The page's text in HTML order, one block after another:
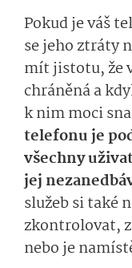
Pokud je váš
se jeho ztráty
mít jistotu, že
chráněná a
k nim moci
telefonu je
všechny
jej
služeb si také
zkontrolovat,
nebo je